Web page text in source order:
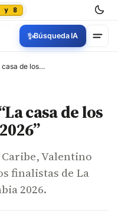
y 8
✨Búsqueda IA
Final de infarto en “La casa de los famosos Colombia 2026”
casa de los
Valentino
finalistas de La
2026.